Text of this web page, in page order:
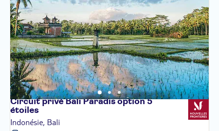
Circuit privé Bali Paradis option 5
étoiles
Indonésie, Bali